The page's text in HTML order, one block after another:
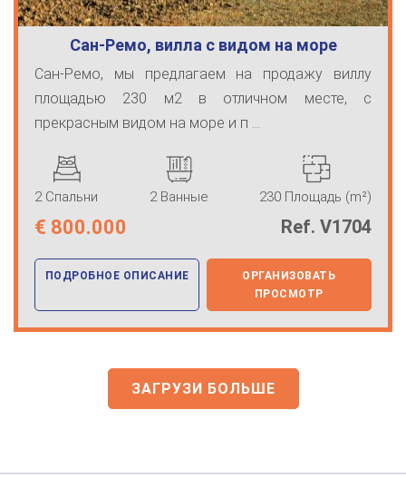
Сан-Ремо, вилла с видом на море
Сан-Ремо, мы предлагаем на продажу виллу
площадью 230 м2 в отличном месте, с
прекрасным видом на море и п ...
2 Спальни 2 Ванные 230 Площадь (m²)
€ 800.000 Ref. V1704
ПОДРОБНОЕ ОПИСАНИЕ
ОРГАНИЗОВАТЬ
ПРОСМОТР
ЗАГРУЗИ БОЛЬШЕ